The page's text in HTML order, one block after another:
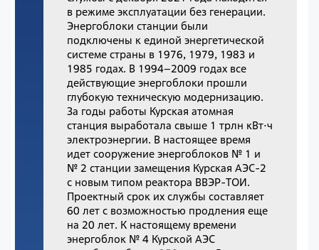
в режиме эксплуатации без генерации.
Энергоблоки станции были
подключены к единой энергетической
системе страны в 1976, 1979, 1983 и
1985 годах. В 1994–2009 годах все
действующие энергоблоки прошли
глубокую техническую модернизацию.
За годы работы Курская атомная
станция выработала свыше 1 трлн кВт⋅ч
электроэнергии. В настоящее время
идет сооружение энергоблоков № 1 и
№ 2 станции замещения Курская АЭС-2
с новым типом реактора ВВЭР-ТОИ.
Проектный срок их службы составляет
60 лет с возможностью продления еще
на 20 лет. К настоящему времени
энергоблок № 4 Курской АЭС